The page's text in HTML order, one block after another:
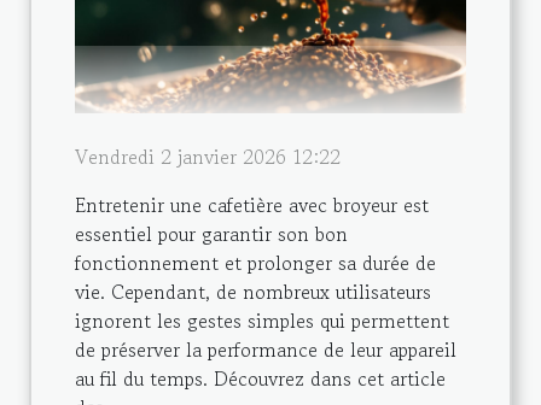
Vendredi 2 janvier 2026 12:22
Entretenir une cafetière avec broyeur est
essentiel pour garantir son bon
fonctionnement et prolonger sa durée de
vie. Cependant, de nombreux utilisateurs
ignorent les gestes simples qui permettent
de préserver la performance de leur appareil
au fil du temps. Découvrez dans cet article